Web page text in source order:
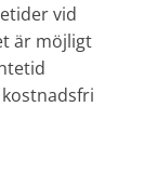
vid
är möjligt